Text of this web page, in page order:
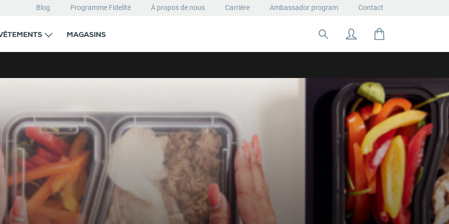
Blog Programme Fidelité Á propos de nous Carrière Ambassador program Contact
MAGASINS
Rechercher: